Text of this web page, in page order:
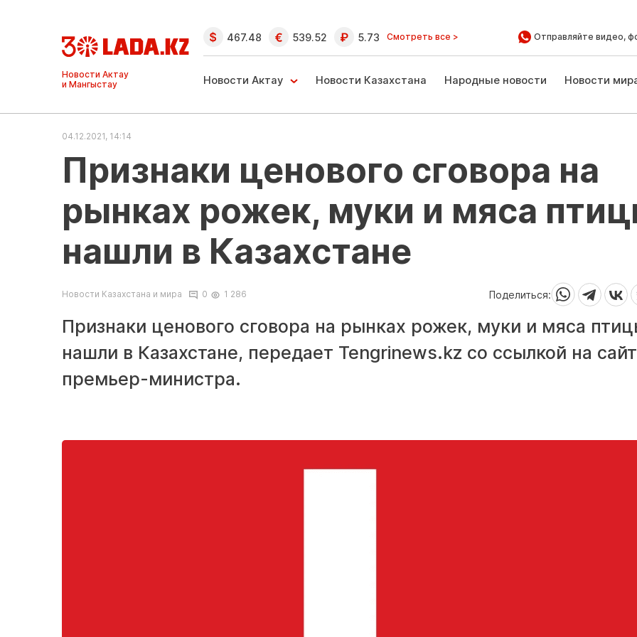
Ақтау және
Манғыстау
жаңалықтары
467.48 539.52 5.73 Смотреть все > Отправляйте видео,
Новости Актау Новости Казахстана Народные новости Новости
04.12.2021, 14:14
Признаки ценового сговора на
рынках рожек, муки и мяса
нашли в Казахстане
Новости Казахстана и мира 0 1 286 Поделиться:
Признаки ценового сговора на рынках рожек, муки и мяса
нашли в Казахстане, передает Tengrinews.kz со ссылкой на сайт
премьер-министра.